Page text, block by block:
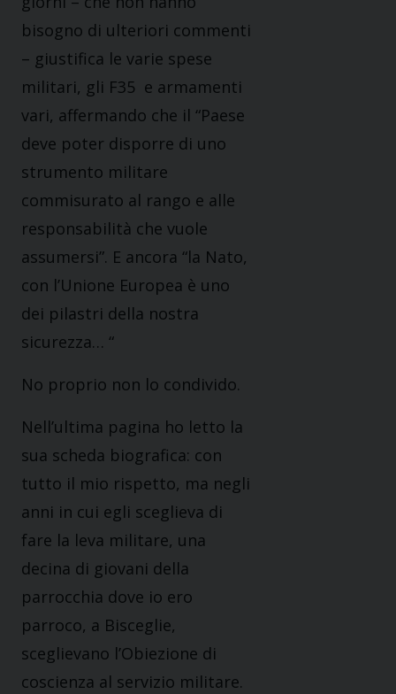
bisogno di ulteriori commenti
– giustifica le varie spese
militari, gli F35 e armamenti
vari, affermando che il “Paese
deve poter disporre di uno
strumento militare
commisurato al rango e alle
responsabilità che vuole
assumersi”. E ancora “la Nato,
con l’Unione Europea è uno
dei pilastri della nostra
sicurezza… “
No proprio non lo condivido.
Nell’ultima pagina ho letto la
sua scheda biografica: con
tutto il mio rispetto, ma negli
anni in cui egli sceglieva di
fare la leva militare, una
decina di giovani della
parrocchia dove io ero
parroco, a Bisceglie,
sceglievano l’Obiezione di
coscienza al servizio militare.